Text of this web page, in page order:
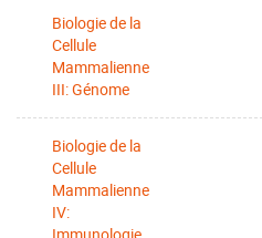
Biologie de la
Cellule
Mammalienne
III: Génome
Biologie de la
Cellule
Mammalienne
IV:
Immunologie